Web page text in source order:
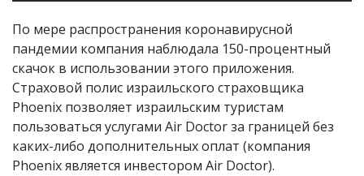
По мере распространения коронавирусной
пандемии компания наблюдала 150-процентный
скачок в использовании этого приложения.
Страховой полис израильского страховщика
Phoenix позволяет израильским туристам
пользоваться услугами Air Doctor за границей без
каких-либо дополнительных оплат (компания
Phoenixявляется инвестором Air Doctor).